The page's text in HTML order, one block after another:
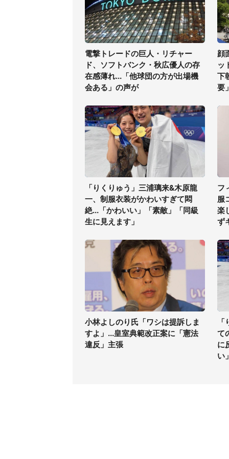
電撃トレードの巨人・リチャー
ド、ソフトバンク・秋広優人の存
在感薄れ...「他球団の方が出場機
会ある」の声が
顔
ッ
下
要
「りくりゅう」三浦璃来&木原龍
一、制服衣装がかわいすぎて悶
絶...「かわいい」「素敵」「同級
生に見えます」
フ
服
楽
ず
小林よしのり氏「ワシは提訴しま
すよ」...皇室典範改正案に「憲法
違反」主張
て
に
い